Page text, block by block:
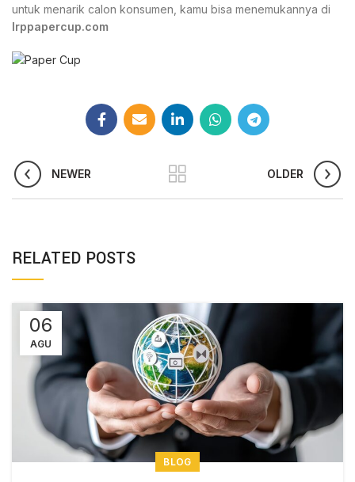
untuk menarik calon konsumen, kamu bisa menemukannya di
Irppapercup.com
NEWER OLDER
RELATED POSTS
06
AGU
BLOG